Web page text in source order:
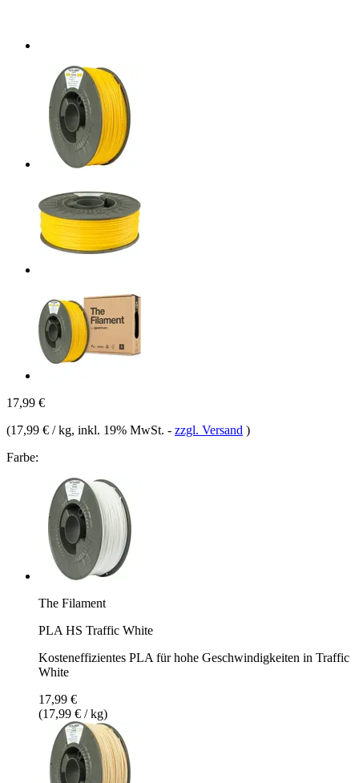
17,99 €
(17,99 € / kg, inkl. 19% MwSt. - zzgl. Versand )
Farbe:
The Filament
PLA HS Traffic White
Kosteneffizientes PLA für hohe Geschwindigkeiten in Traffic
White
17,99 €
(17,99 € / kg)